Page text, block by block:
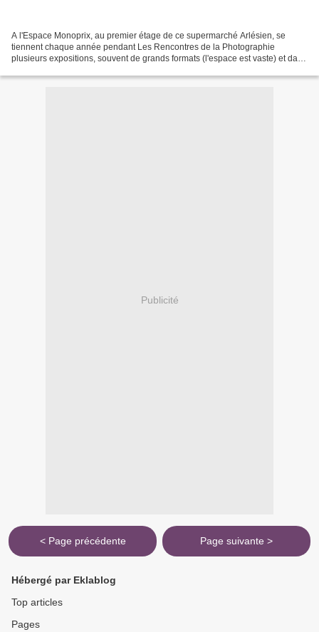
A l'Espace Monoprix, au premier étage de ce supermarché Arlésien, se
tiennent chaque année pendant Les Rencontres de la Photographie
plusieurs expositions, souvent de grands formats (l'espace est vaste) et dans
Publicité
< Page précédente Page suivante >
Hébergé par Eklablog
Top articles
Pages